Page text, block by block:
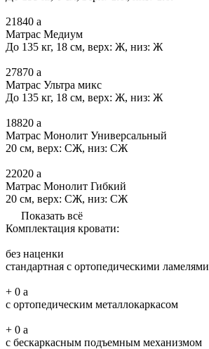
21840 a
Матрас Медиум
До 135 кг, 18 см, верх: Ж, низ: Ж
27870 a
Матрас Ультра микс
До 135 кг, 18 см, верх: Ж, низ: Ж
18820 a
Матрас Монолит Универсальный
20 см, верх: СЖ, низ: СЖ
22020 a
Матрас Монолит Гибкий
20 см, верх: СЖ, низ: СЖ
Показать всё
Комплектация кровати:
без наценки
стандартная с ортопедическими ламелями
+ 0 a
с ортопедическим металлокаркасом
+ 0 a
с бескаркасным подъемным механизмом